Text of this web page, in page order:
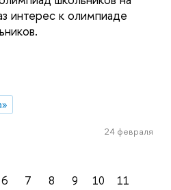
интерес к олимпиаде
24 февраля
6 7 8 9 10
11